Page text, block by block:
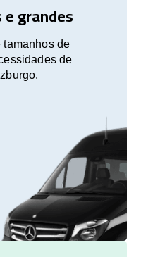
grandes
tamanhos de
de